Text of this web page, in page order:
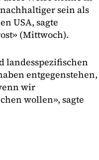
sein als
USA, sagte
(Mittwoch).
landesspezifischen
entgegenstehen,
wir
wollen», sagte